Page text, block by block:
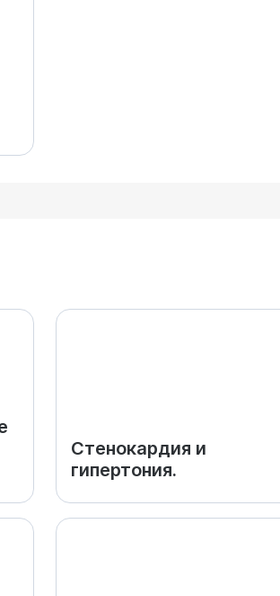
Стенокардия и
гипертония.